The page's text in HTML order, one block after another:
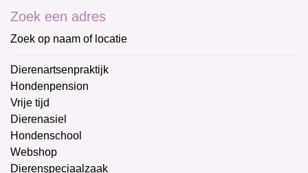
Zoek een adres
Zoek op naam of locatie
Dierenartsenpraktijk
Hondenpension
Vrije tijd
Dierenasiel
Hondenschool
Webshop
Dierenspeciaalzaak